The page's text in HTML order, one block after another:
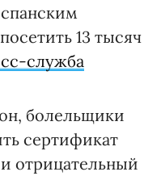
13 тысяч
служба
болельщики
сертификат
отрицательный